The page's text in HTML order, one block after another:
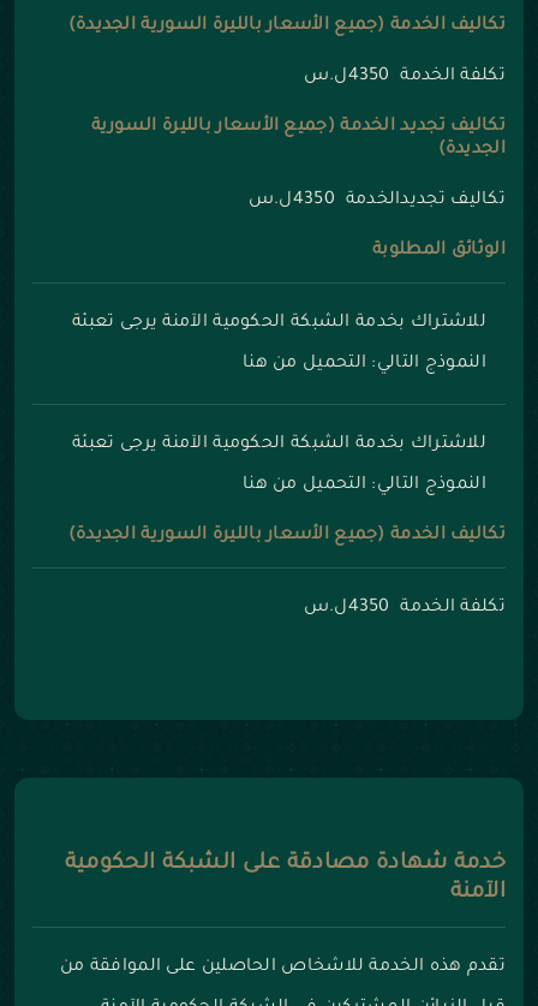
تكاليف الخدمة (جميع الأسعار بالليرة السورية الجديدة)
تكلفة الخدمة 4350ل.س
تكاليف تجديد الخدمة (جميع الأسعار بالليرة السورية
الجديدة)
تكاليف تجديدالخدمة 4350ل.س
الوثائق المطلوبة
للاشتراك بخدمة الشبكة الحكومية الآمنة يرجى تعبئة
النموذج التالي: التحميل من هنا
للاشتراك بخدمة الشبكة الحكومية الآمنة يرجى تعبئة
النموذج التالي: التحميل من هنا
تكاليف الخدمة (جميع الأسعار بالليرة السورية الجديدة)
تكلفة الخدمة 4350ل.س
خدمة شهادة مصادقة على الشبكة الحكومية
الآمنة
تقدم هذه الخدمة للاشخاص الحاصلين على الموافقة من